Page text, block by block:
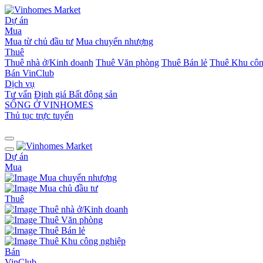
Dự án
Mua
Mua từ chủ đầu tư Mua chuyển nhượng
Thuê
Thuê nhà ở/Kinh doanh Thuê Văn phòng Thuê Bán lẻ Thuê Khu
Bán VinClub
Dịch vụ
Tư vấn Định giá Bất động sản
SỐNG Ở VINHOMES
Thủ tục trực tuyến
Dự án
Mua
Mua chuyển nhượng
Mua chủ đầu tư
Thuê
Thuê nhà ở/Kinh doanh
Thuê Văn phòng
Thuê Bán lẻ
Thuê Khu công nghiệp
Bán